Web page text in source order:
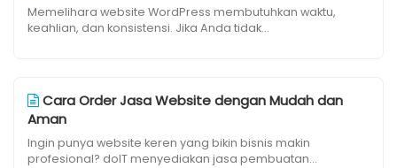
Memelihara website WordPress membutuhkan waktu,
keahlian, dan konsistensi. Jika Anda tidak...
Cara Order Jasa Website dengan Mudah dan
Aman
Ingin punya website keren yang bikin bisnis makin
profesional? doIT menyediakan jasa pembuatan...